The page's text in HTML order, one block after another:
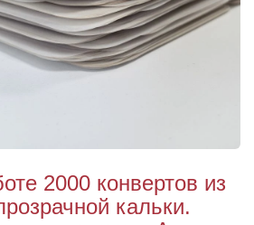
2000 конвертов из
кальки.